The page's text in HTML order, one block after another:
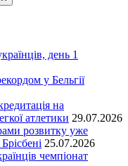
день 1
у Бельгії
на
атлетики 29.07.2026
розвитку уже
25.07.2026
чемпіонат